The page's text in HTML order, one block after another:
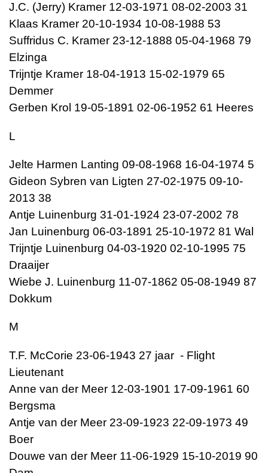
J.C. (Jerry) Kramer 12-03-1971 08-02-2003 31
Klaas Kramer 20-10-1934 10-08-1988 53
Suffridus C. Kramer 23-12-1888 05-04-1968 79
Elzinga
Trijntje Kramer 18-04-1913 15-02-1979 65
Demmer
Gerben Krol 19-05-1891 02-06-1952 61 Heeres
L
Jelte Harmen Lanting 09-08-1968 16-04-1974 5
Gideon Sybren van Ligten 27-02-1975 09-10-
2013 38
Antje Luinenburg 31-01-1924 23-07-2002 78
Jan Luinenburg 06-03-1891 25-10-1972 81 Wal
Trijntje Luinenburg 04-03-1920 02-10-1995 75
Draaijer
Wiebe J. Luinenburg 11-07-1862 05-08-1949 87
Dokkum
M
T.F. McCorie 23-06-1943 27 jaar - Flight
Lieutenant
Anne van der Meer 12-03-1901 17-09-1961 60
Bergsma
Antje van der Meer 23-09-1923 22-09-1973 49
Boer
Douwe van der Meer 11-06-1929 15-10-2019 90